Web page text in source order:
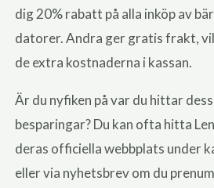
dig 20% rabatt på alla inköp av
datorer. Andra ger gratis frakt,
de extra kostnaderna i kassan.
Är du nyfiken på var du hittar
besparingar? Du kan ofta hitta
deras officiella webbplats under
eller via nyhetsbrev om du